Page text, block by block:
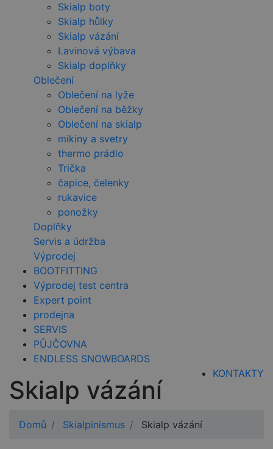
Skialp boty
Skialp hůlky
Skialp vázání
Lavinová výbava
Skialp doplňky
Oblečení
Oblečení na lyže
Oblečení na běžky
Oblečení na skialp
mikiny a svetry
thermo prádlo
Trička
čapice, čelenky
rukavice
ponožky
Doplňky
Servis a údržba
Výprodej
BOOTFITTING
Výprodej test centra
Expert point
prodejna
SERVIS
PŮJČOVNA
ENDLESS SNOWBOARDS
KONTAKTY
Skialp vázání
Domů Skialpinismus Skialp vázání